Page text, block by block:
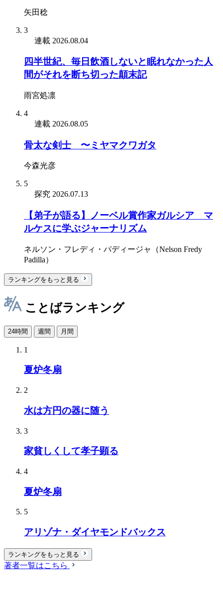
矢田稔
3
連載 2026.08.04
四半世紀、毎日飲酒しないと眠れなかった人
間がそれを断ち切った顛末記
雨宮処凛
4
連載 2026.08.05
骨太な剣士 〜ミヤマクワガタ
今森光彦
5
探究 2026.07.13
【弟子が語る】ノーベル賞作家ガルシア゠マ
ルケスに学ぶジャーナリズム
ネルソン・フレディ・パディージャ（Nelson Fredy
Padilla）
ランキングをもっと見る
ことばランキング
24時間 週間 月間
1
夏炉冬扇
2
水は方円の器に随う
3
家貧しくして孝子顕る
4
夏炉冬扇
5
アリゾナ・ダイヤモンドバックス
ランキングをもっと見る
著者一覧はこちら